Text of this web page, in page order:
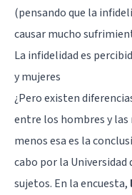
(pensando que la
causar mucho
La infidelidad es
y mujeres
¿Pero existen
entre los hombres y las
menos esa es la
cabo por la Universidad
sujetos. En la encuesta,